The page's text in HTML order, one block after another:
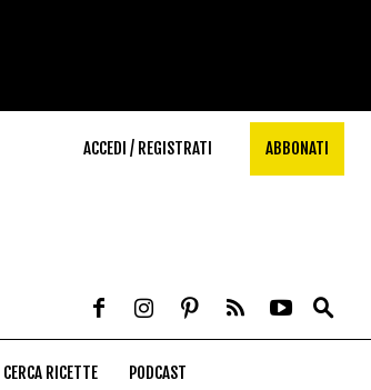
ACCEDI / REGISTRATI ABBONATI
CERCA RICETTE PODCAST